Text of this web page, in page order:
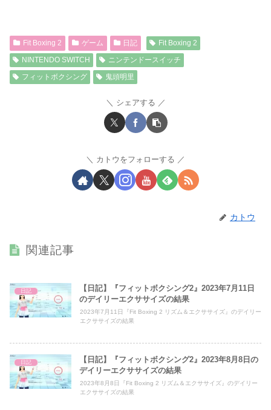
Fit Boxing 2 ゲーム 日記
Fit Boxing 2
NINTENDO SWITCH
ニンテンドースイッチ
フィットボクシング
鬼頭明里
シェアする
カトウをフォローする
カトウ
関連記事
日記
【日記】『フィットボクシング2』2023年7月11日
のデイリーエクササイズの結果
2023年7月11日『Fit Boxing 2 リズム＆エクササイズ』のデイリー
エクササイズの結果
日記
【日記】『フィットボクシング2』2023年8月8日の
デイリーエクササイズの結果
2023年8月8日『Fit Boxing 2 リズム＆エクササイズ』のデイリー
エクササイズの結果